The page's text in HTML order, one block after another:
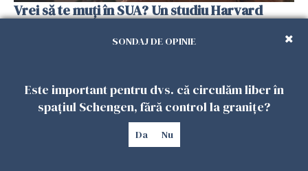
Vrei să te muți în SUA? Un studiu Harvard
SONDAJ DE OPINIE
Este important pentru dvs. că circulăm liber în
spațiul Schengen, fără control la granițe?
Da Nu